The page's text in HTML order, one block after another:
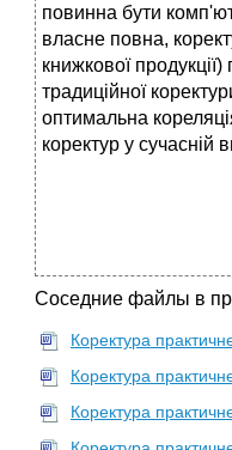
повинна бути
власне повна,
книжкової
традиційної
оптимальна
коректур у сучасній
Соседние файлы в
Коректура
Коректура
Коректура